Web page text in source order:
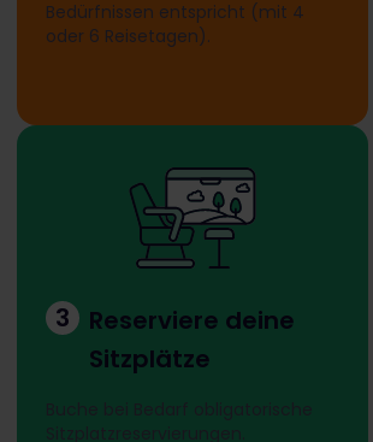
Bedürfnissen entspricht (mit 4
oder 6 Reisetagen).
3
Reserviere deine
Sitzplätze
Buche bei Bedarf obligatorische
Sitzplatzreservierungen.